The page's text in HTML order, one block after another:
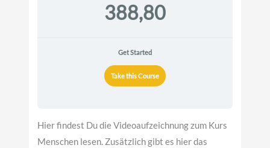
388,80
Get Started
Take this Course
Hier findest Du die Videoaufzeichnung zum Kurs
Menschen lesen. Zusätzlich gibt es hier das